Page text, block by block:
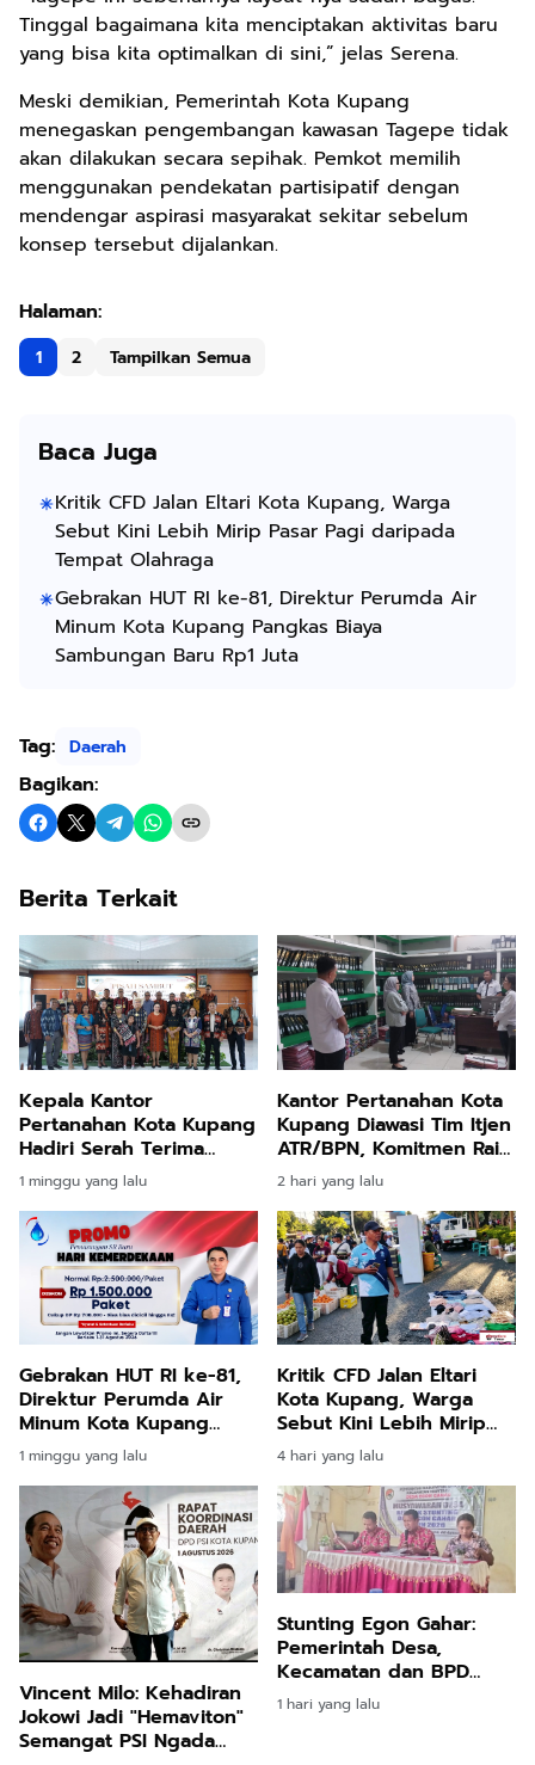
Tinggal bagaimana kita menciptakan aktivitas baru
yang bisa kita optimalkan di sini,” jelas Serena.
Meski demikian, Pemerintah Kota Kupang
menegaskan pengembangan kawasan Tagepe tidak
akan dilakukan secara sepihak. Pemkot memilih
menggunakan pendekatan partisipatif dengan
mendengar aspirasi masyarakat sekitar sebelum
konsep tersebut dijalankan.
1 2 Tampilkan Semua
Baca Juga
Kritik CFD Jalan Eltari Kota Kupang, Warga
Sebut Kini Lebih Mirip Pasar Pagi daripada
Tempat Olahraga
Gebrakan HUT RI ke-81, Direktur Perumda Air
Minum Kota Kupang Pangkas Biaya
Sambungan Baru Rp1 Juta
Tag: Daerah
Bagikan:
Berita Terkait
Kepala Kantor
Pertanahan Kota Kupang
Hadiri Serah Terima
Jabatan Kepala Kantor
Wilayah BPN Provinsi
Nusa Tenggara Timur
1 minggu yang lalu
Kantor Pertanahan Kota
Kupang Diawasi Tim Itjen
ATR/BPN, Komitmen Raih
WBK dan WBBM Kian
Diperkuat
2 hari yang lalu
Gebrakan HUT RI ke-81,
Direktur Perumda Air
Minum Kota Kupang
Pangkas Biaya
Sambungan Baru Rp1
Juta
1 minggu yang lalu
Kritik CFD Jalan Eltari
Kota Kupang, Warga
Sebut Kini Lebih Mirip
Pasar Pagi daripada
Tempat Olahraga
4 hari yang lalu
Vincent Milo: Kehadiran
Jokowi Jadi "Hemaviton"
Semangat PSI Ngada
Stunting Egon Gahar:
Pemerintah Desa,
Kecamatan dan BPD
Sepakat Jalankan
Rekomendasi KKN UNIPA
1 hari yang lalu